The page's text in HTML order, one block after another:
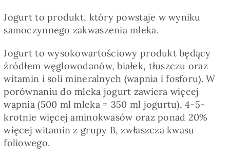
Zdrowo i fit
Kuchnie świata
SKLEP
Polski
Jogurt to produkt, który powstaje w wyniku
samoczynnego zakwaszenia mleka.
Jogurt to wysokowartościowy produkt będący
źródłem węglowodanów, białek, tłuszczu oraz
witamin i soli mineralnych (wapnia i fosforu). W
porównaniu do mleka jogurt zawiera więcej
wapnia (500 ml mleka = 350 ml jogurtu), 4-5-
krotnie więcej aminokwasów oraz ponad 20%
więcej witamin z grupy B, zwłaszcza kwasu
foliowego.